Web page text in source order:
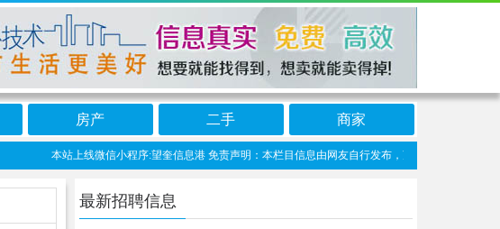
房产 二手 商家
本站上线微信小程序:望奎信息港 免责声明：本栏目信息由网友自行发布，望奎信息网不承担任
最新招聘信息